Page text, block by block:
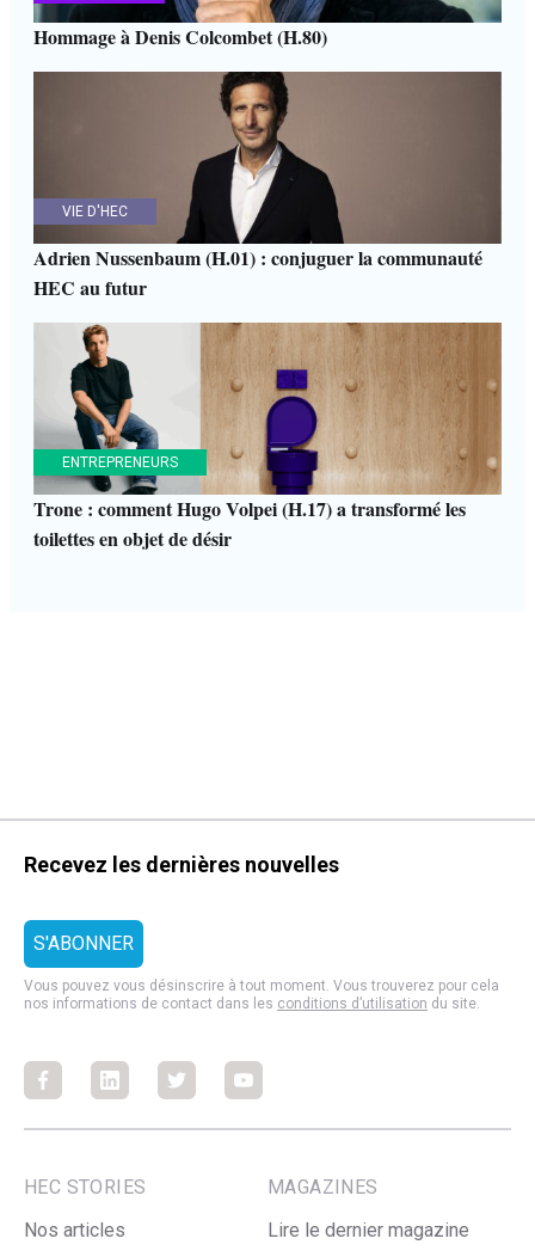
Hommage à Denis Colcombet (H.80)
VIE D'HEC
Adrien Nussenbaum (H.01) : conjuguer la communauté
HEC au futur
ENTREPRENEURS
Trone : comment Hugo Volpei (H.17) a transformé les
toilettes en objet de désir
Recevez les dernières nouvelles
Vous pouvez vous désinscrire à tout moment. Vous trouverez pour cela
nos informations de contact dans les conditions d’utilisation du site.
FacebookFacebookFacebookFacebook
HEC STORIES
Nos articles
MAGAZINES
Lire le dernier magazine